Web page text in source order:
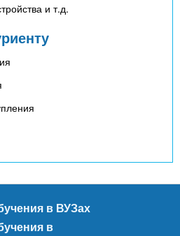
и т.д.
в ВУЗах
в